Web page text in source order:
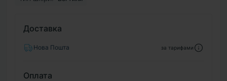
Доставка
Нова Пошта за тарифами
Оплата